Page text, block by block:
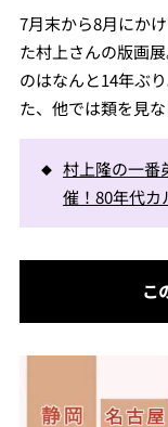
7月末から8月にか
た村上さんの版画
のはなんと14年ぶ
た、他では類を見
村上隆の一番
催！80年代カ
こ